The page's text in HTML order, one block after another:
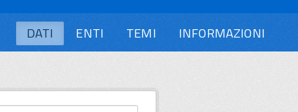
DATI ENTI TEMI INFORMAZIONI